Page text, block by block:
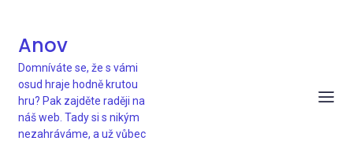
Anov
Domníváte se, že s vámi
osud hraje hodně krutou
hru? Pak zajděte raději na
náš web. Tady si s nikým
nezahráváme, a už vůbec